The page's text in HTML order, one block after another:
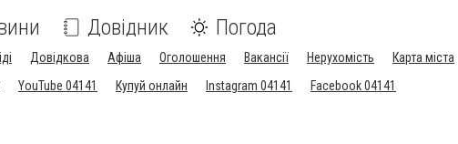
Довідник Погода
Довідкова Афіша Оголошення Вакансії Нерухомість
Карта міста
YouTube 04141 Купуй онлайн Instagram 04141 Facebook 04141